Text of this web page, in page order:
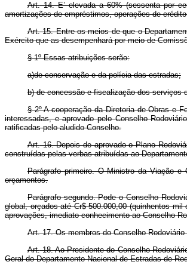
Art.14. E’ elevada a 60% (sessenta por
amortizações de empréstimos, operações de
Art.15. Entre os meios de que o
Exército que as desempenhará por meio de
§ 1º Essas atribuições serão:
a)de conservação e da polícia das estradas;
b) de concessão e fiscalização dos serviços
§ 2º A cooperação da Diretoria de Obras e
interessadas, e aprovado pelo Conselho
ratificadas pelo aludido Conselho.
Art.16. Depois de aprovado o Plano
construídas pelas verbas atribuídas ao
Parágrafo primeiro. O Ministro da Viação e
orçamentos.
Parágrafo segundo. Pode o Conselho
global, orçados até Cr$ 500.000,00 (quinhentos
aprovações, imediato conhecimento ao Conselho
Art.17. Os membros do Conselho
Art.18. Ao Presidente do Conselho
Geral do Departamento Nacional de Estradas de